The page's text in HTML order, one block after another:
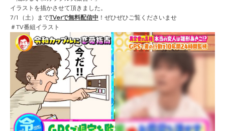
イラストを描かさせて頂きました。
7/1（土）までTVerで無料配信中 ！ぜひぜひご覧くださいませ
＃TV番組イラスト